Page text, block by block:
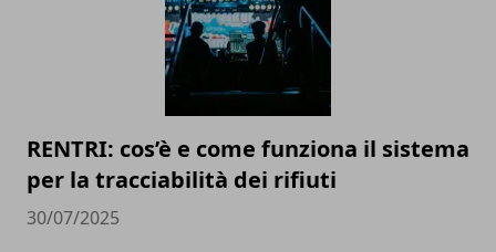
RENTRI: cos’è e come funziona il sistema
per la tracciabilità dei rifiuti
30/07/2025